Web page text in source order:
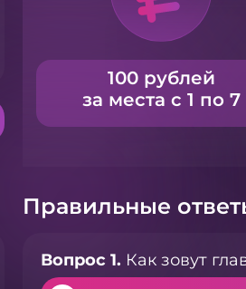
100 рублей
за места с 1 по 7
Правильные
Вопрос 1. Как зовут